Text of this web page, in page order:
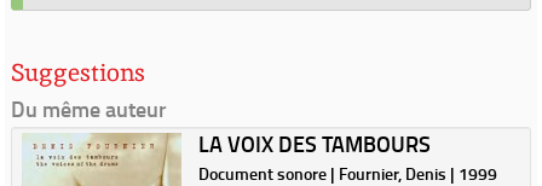
Suggestions
Du même auteur
LA VOIX DES TAMBOURS
Document sonore | Fournier, Denis | 1999